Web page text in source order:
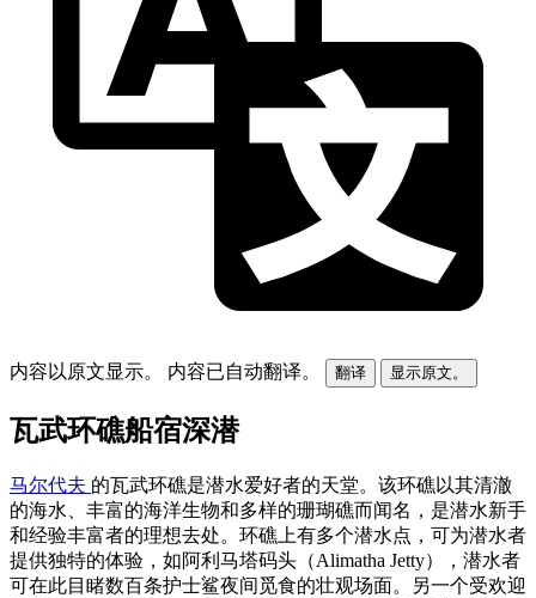
内容以原文显示。 内容已自动翻译。 翻译 显示原文。
瓦武环礁船宿深潜
马尔代夫 的瓦武环礁是潜水爱好者的天堂。该环礁以其清澈
的海水、丰富的海洋生物和多样的珊瑚礁而闻名，是潜水新手
和经验丰富者的理想去处。环礁上有多个潜水点，可为潜水者
提供独特的体验，如阿利马塔码头（Alimatha Jetty），潜水者
可在此目睹数百条护士鲨夜间觅食的壮观场面。另一个受欢迎